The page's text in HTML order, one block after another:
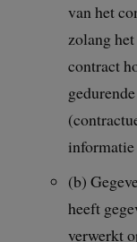
van het
zolang
contract
(b)
heeft
verwerkt